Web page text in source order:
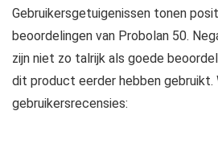
Gebruikersgetuigenissen tonen
beoordelingen van Probolan 50.
zijn niet zo talrijk als goede
dit product eerder hebben gebruikt.
gebruikersrecensies: